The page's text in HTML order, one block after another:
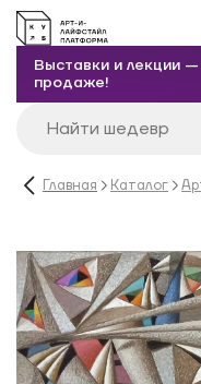
Выставки и лекции
продаже!
Главная Каталог